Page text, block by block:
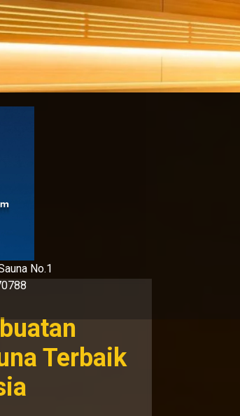
No.1
Terbaik